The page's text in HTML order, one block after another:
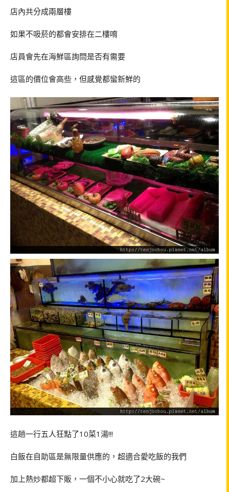
店內共分成兩層樓
如果不吸菸的都會安排在二樓唷
店員會先在海鮮區詢問是否有需要
這區的價位會高些，但感覺都蠻新鮮的
這趟一行五人狂點了10菜1湯!!!
白飯在自助區是無限量供應的，超適合愛吃飯的我們
加上熱炒都超下販，一個不小心就吃了2大碗~